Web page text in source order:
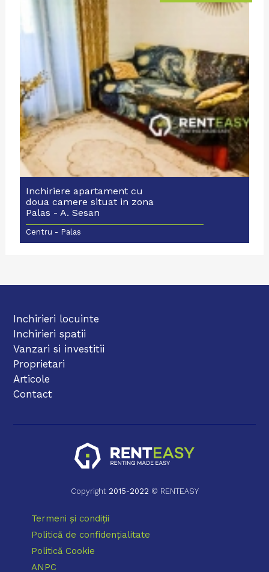
Inchiriere apartament cu
doua camere situat in zona
Palas - A. Sesan
Centru - Palas
Inchirieri locuinte
Inchirieri spatii
Vanzari si investitii
Proprietari
Articole
Contact
Copyright 2015-2022 © RENTEASY
Termeni și condiții
Politică de confidențialitate
Politică Cookie
ANPC